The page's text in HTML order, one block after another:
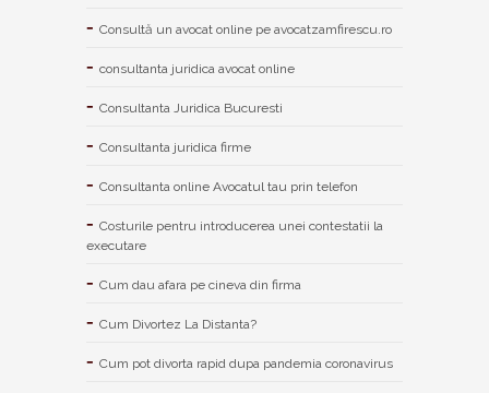
Consultă un avocat online pe avocatzamfirescu.ro
consultanta juridica avocat online
Consultanta Juridica Bucuresti
Consultanta juridica firme
Consultanta online Avocatul tau prin telefon
Costurile pentru introducerea unei contestatii la
executare
Cum dau afara pe cineva din firma
Cum Divortez La Distanta?
Cum pot divorta rapid dupa pandemia coronavirus